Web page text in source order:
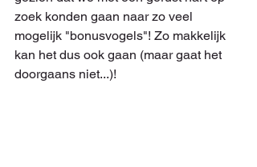
zoek konden gaan naar zo veel
mogelijk "bonusvogels"! Zo makkelijk
kan het dus ook gaan (maar gaat het
doorgaans niet...)!